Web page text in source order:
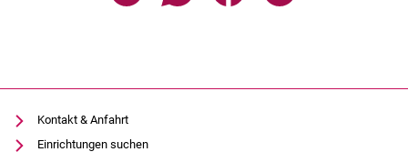
Kontakt & Anfahrt
Einrichtungen suchen